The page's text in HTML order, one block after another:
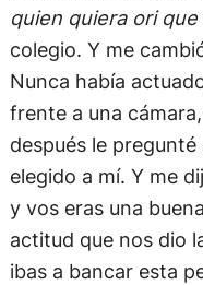
quien quiera ori que
colegio. Y me
Nunca había
frente a una
después le
elegido a mí. Y me
y vos eras una
actitud que nos dio
ibas a bancar esta